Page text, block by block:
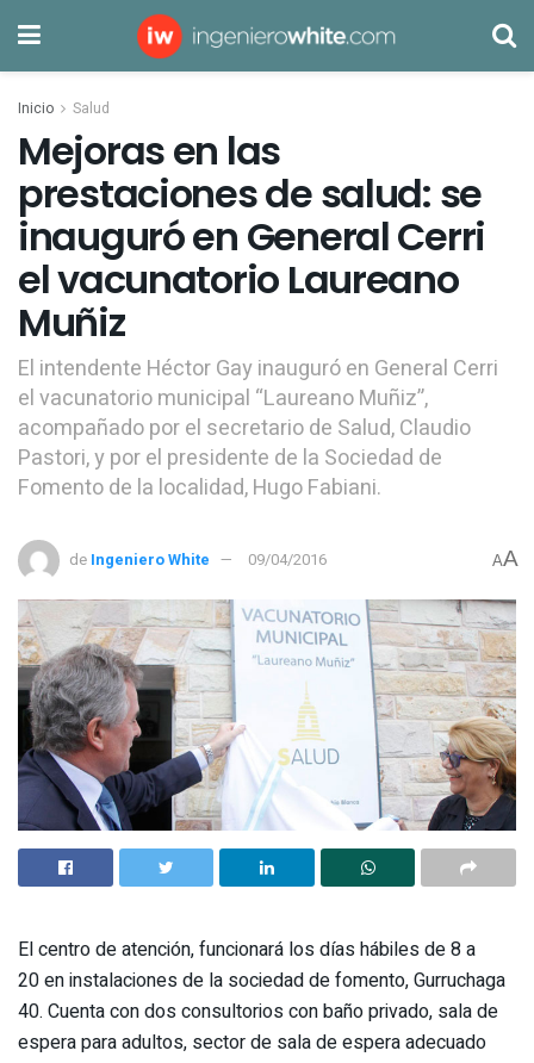
Inicio Salud
Mejoras en las
prestaciones de salud: se
inauguró en General Cerri
el vacunatorio Laureano
Muñiz
El intendente Héctor Gay inauguró en General Cerri
el vacunatorio municipal “Laureano Muñiz”,
acompañado por el secretario de Salud, Claudio
Pastori, y por el presidente de la Sociedad de
Fomento de la localidad, Hugo Fabiani.
de Ingeniero White 09/04/2016 AA
El centro de atención, funcionará los días hábiles de 8 a
20 en instalaciones de la sociedad de fomento, Gurruchaga
40. Cuenta con dos consultorios con baño privado, sala de
espera para adultos, sector de sala de espera adecuado